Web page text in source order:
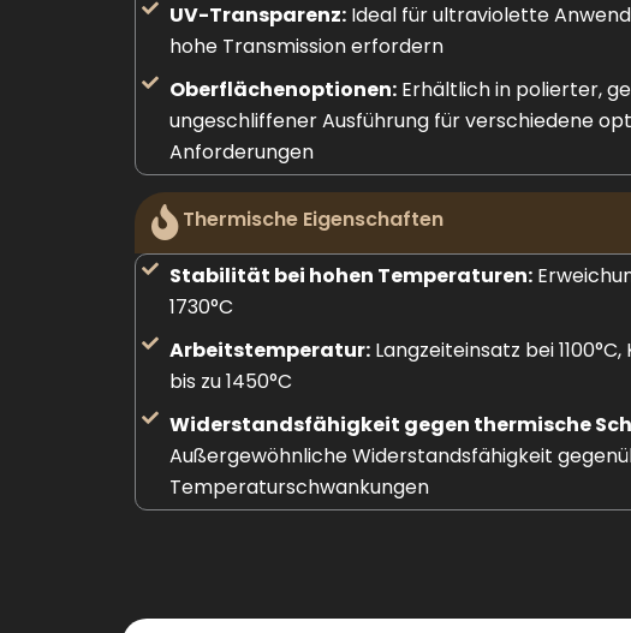
UV-Transparenz:Ideal für ultraviolette
hohe Transmission erfordern
Oberflächenoptionen:Erhältlich in polierter,
ungeschliffener Ausführung für verschiedene
Anforderungen
Thermische Eigenschaften
Stabilität bei hohen Temperaturen:
1730°C
Arbeitstemperatur:Langzeiteinsatz bei
bis zu 1450°C
Widerstandsfähigkeit gegen thermische
Außergewöhnliche Widerstandsfähigkeit
Temperaturschwankungen